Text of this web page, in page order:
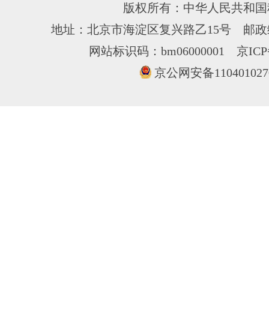
版权所有：中华人民共和
地址：北京市海淀区复兴路乙15号 邮
网站标识码：bm06000001 京
京公网安备